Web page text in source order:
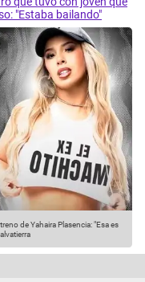
"Estaba bailando"
de Yahaira Plasencia: "Esa es